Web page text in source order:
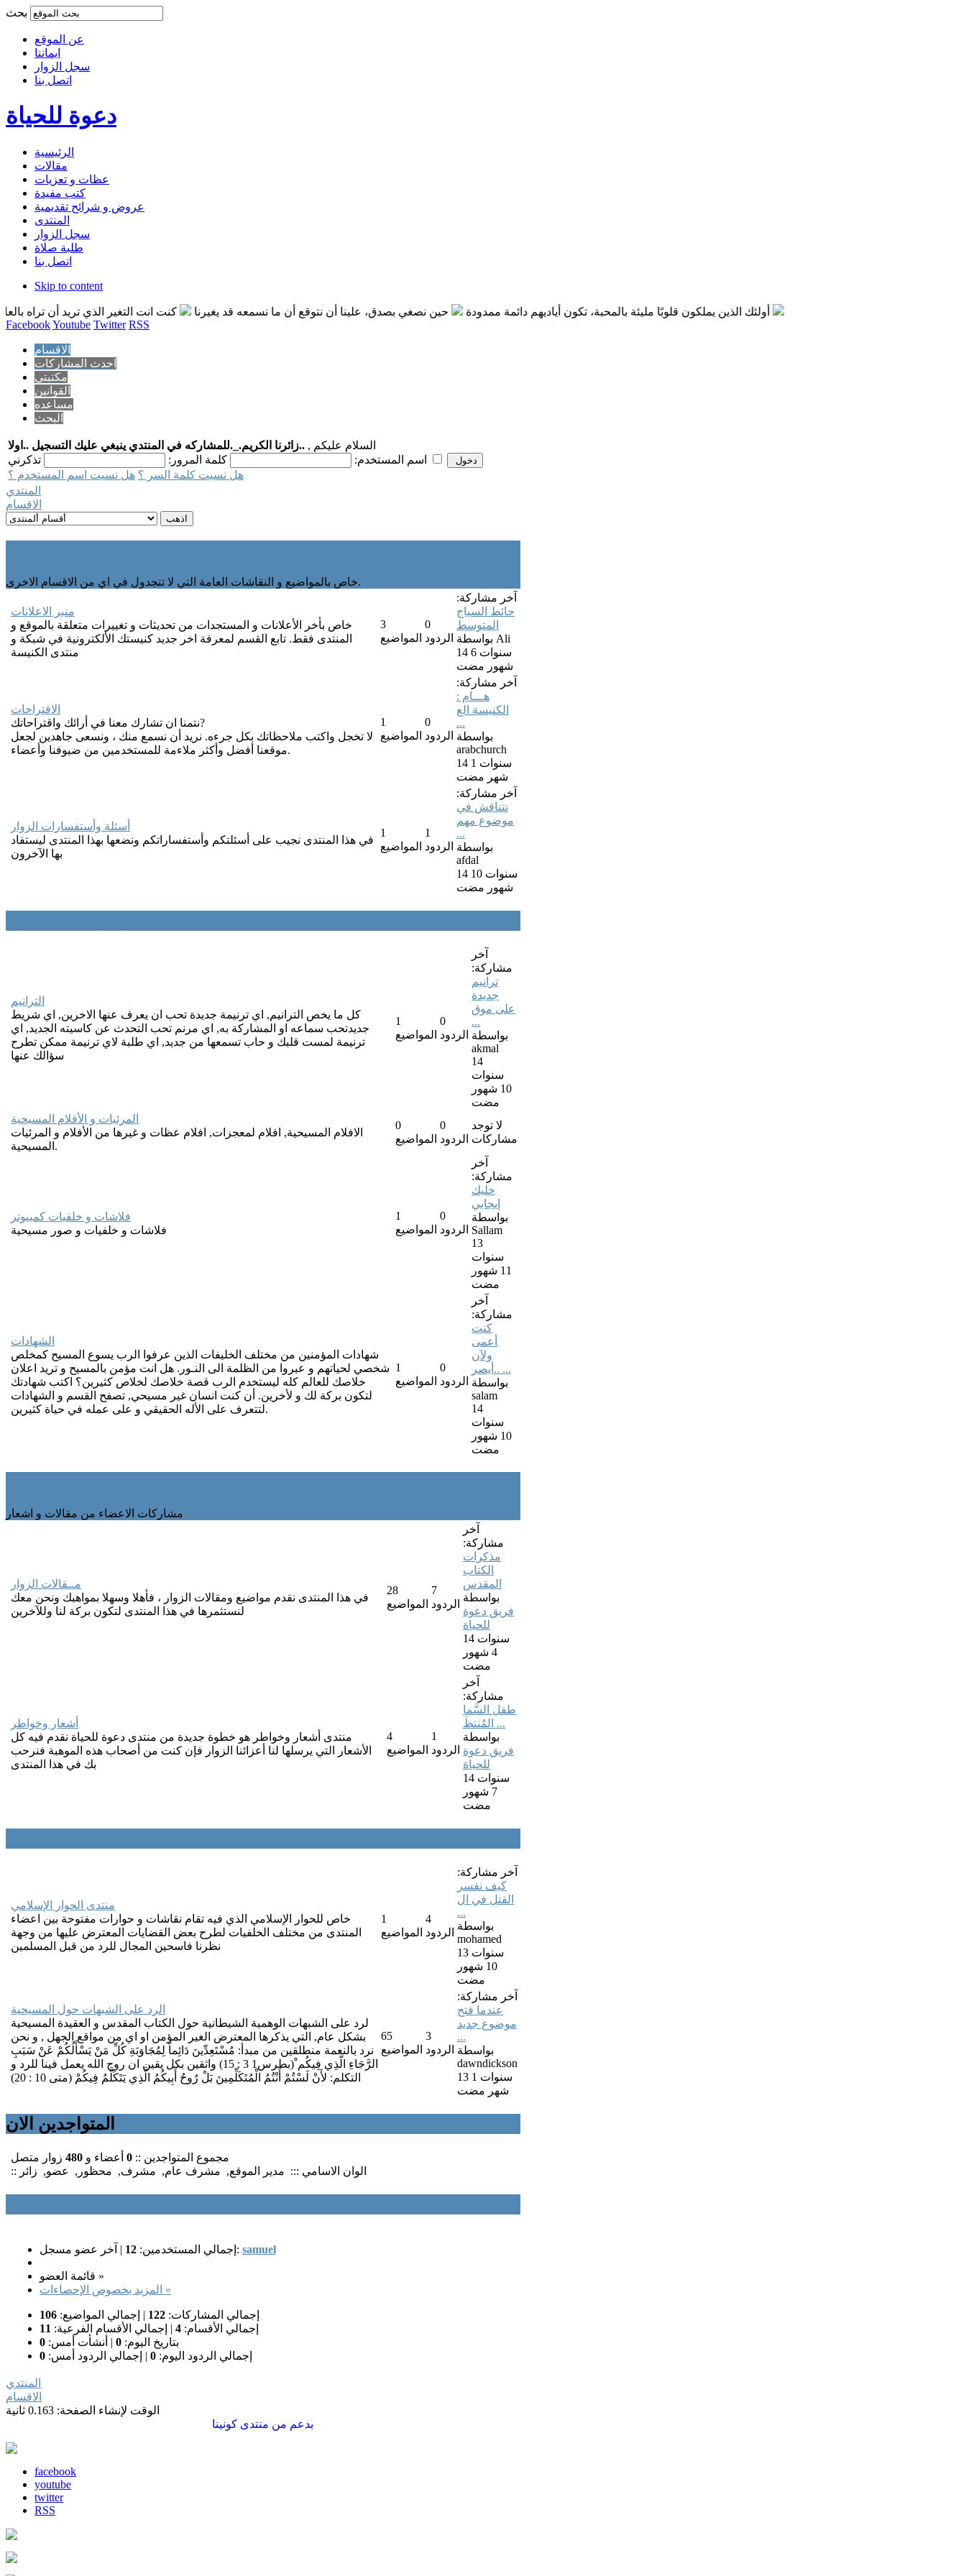
عن الموقع
ايماننا
سجل الزوار
اتصل بنا
دعوة للحياة
الرئيسية
مقالات
عظات و تعزيات
كتب مفيدة
عروض و شرائح تقديمية
المنتدى
سجل الزوار
طلبة صلاة
اتصل بنا
Skip to content
أولئك الذين يملكون قلوبًا مليئة بالمحبة، تكون أياديهم دائمة ممدودة حين نصغي بصدق، علينا أن نتوقع أن ما نسمعه قد يغيرنا كنت انت التغير الذي تريد أن تراه بالعالم
FacebookYoutube Twitter RSS
الاقسام
احدث المشاركات
مكتبتي
القوانين
مساعده
البحث
السلام عليكم , ..زائرنا الكريم._.للمشاركه في المنتدي ينبغي عليك التسجيل ..اولا
اسم المستخدم:
كلمة المرور:
هل نسيت كلمة السر ؟ هل نسيت اسم المستخدم ؟
المنتدي
الاقسام
خاص بالمواضيع و النقاشات العامة التي لا تتجدول في اي من الاقسام الاخرى.
منبر الاعلانات
خاص بأخر الأعلانات و المستجدات من تحديثات و تغييرات متعلقة بالموقع و
المنتدى فقط. تابع القسم لمعرفة اخر جديد كنيستك الألكترونية في شبكة و
منتدى الكنيسة
3
المواضيع
0
الردود
آخر مشاركة:
حائط السياج
المتوسط
Ali
14 سنوات 6
شهور مضت
الاقتراحات
نتمنا ان تشارك معنا في أرائك واقتراحاتك?
لا تخجل واكتب ملاحظاتك بكل جرءه. نريد أن نسمع منك ، ونسعى جاهدين لجعل
موقعنا أفضل وأكثر ملاءمة للمستخدمين من ضيوفنا وأعضاء.
1
المواضيع
0
الردود
آخر مشاركة:
هـــام :
الكنيسة الع
...
بواسطة
arabchurch
14 سنوات 1
شهر مضت
أسئلة وأستفسارات الزوار
في هذا المنتدى نجيب على أسئلتكم وأستفساراتكم ونضعها بهذا المنتدى ليستفاد
بها الآخرون
1
المواضيع
1
الردود
آخر مشاركة:
نتناقش في
موضوع مهم
...
بواسطة
afdal
14 سنوات 10
شهور مضت
الترانيم
كل ما يخص الترانيم, اي ترنيمة جديدة تحب ان يعرف عنها الاخرين, اي شريط
جديدتحب سماعه او المشاركة به, اي مرنم تحب التحدث عن كاسيته الجديد, اي
ترنيمة لمست قلبك و حاب تسمعها من جديد, اي طلبة لاي ترنيمة ممكن تطرح
سؤالك عنها
1
المواضيع
0
الردود
آخر
مشاركة:
ترانيم
جديدة
على موق
...
بواسطة
akmal
14
سنوات
10 شهور
مضت
المرئيات و الأفلام المسيحية
الافلام المسيحية, افلام لمعجزات, افلام عظات و غيرها من الأفلام و المرئيات
المسيحية.
0
المواضيع
0
الردود
لا توجد
مشاركات
فلاشات و خلفيات كمبيوتر
فلاشات و خلفيات و صور مسيحية
1
المواضيع
0
الردود
آخر
مشاركة:
خليك
إيجابي
بواسطة
Sallam
13
سنوات
11 شهور
مضت
الشهادات
شهادات المؤمنين من مختلف الخليفات الذين عرفوا الرب يسوع المسيح كمخلص
شخصي لحياتهم و عبروا من الظلمة الى النـور. هل انت مؤمن بالمسيح و تريد اعلان
خلاصك للعالم كله ليستخدم الرب قصة خلاصك لخلاص كثيرين؟ اكتب شهادتك
لتكون بركة لك و لأخرين. أن كنت انسان غير مسيحي, تصفح القسم و الشهادات
لتتعرف على الأله الحقيقي و على عمله في حياة كثيرين.
1
المواضيع
0
الردود
آخر
مشاركة:
كنت
أعمى
ولآن
أيصر.. ...
بواسطة
salam
14
سنوات
10 شهور
مضت
مشاركات الاعضاء من مقالات و اشعار
مــقالات الزوار
في هذا المنتدى نقدم مواضيع ومقالات الزوار ، فأهلا وسهلا بمواهبك ونحن معك
لنستثمرها في هذا المنتدى لتكون بركة لنا وللآخرين
28
المواضيع
7
الردود
آخر
مشاركة:
مذكرات
الكتاب
المقدس
بواسطة
فريق دعوة
للحياة
14 سنوات
4 شهور
مضت
أشعار وخواطر
منتدى أشعار وخواطر هو خطوة جديدة من منتدى دعوة للحياة نقدم فيه كل
الأشعار التي يرسلها لنا أعزائنا الزوار فإن كنت من أصحاب هذه الموهبة فنرحب
بك في هذا المنتدى
4
المواضيع
1
الردود
آخر
مشاركة:
طفل السَّما
المُنتظَ ...
بواسطة
فريق دعوة
للحياة
14 سنوات
7 شهور
مضت
منتدى الحوار الإسلامي
خاص للحوار الإسلامي الذي فيه تقام نقاشات و حوارات مفتوحة بين اعضاء
المنتدى من مختلف الخلفيات لطرح بعض القضايات المعترض عليها من وجهة
نظرنا فاسحين المجال للرد من قبل المسلمين
1
المواضيع
4
الردود
آخر مشاركة:
كيف نفسر
القتل في ال
...
بواسطة
mohamed
13 سنوات
10 شهور
مضت
الرد على الشبهات حول المسيحية
لرد على الشبهات الوهمية الشيطانية حول الكتاب المقدس و العقيدة المسيحية
بشكل عام, التي يذكرها المعترض الغير المؤمن او اي من مواقع الجهل , و نحن
نرد بالنعمة منطلقين من مبدأ: مُسْتَعِدِّينَ دَائِماً لِمُجَاوَبَةِ كُلِّ مَنْ يَسْأَلُكُمْ عَنْ سَبَبِ
الرَّجَاءِ الَّذِي فِيكُم ْ(بطرس1 3 : 15) واثقين بكل يقين ان روح الله يعمل فينا للرد و
التكلم: لأَنْ لَسْتُمْ أَنْتُمُ الْمُتَكَلِّمِينَ بَلْ رُوحُ أَبِيكُمُ الَّذِي يَتَكَلَّمُ فِيكُمْ (متى 10 : 20)
65
المواضيع
3
الردود
آخر مشاركة:
عندما فتح
موضوع جديد
...
بواسطة
dawndickson
13 سنوات 1
شهر مضت
المتواجدين الان
مجموع المتواجدين :: 0 أعضاء و
زوار متصل
:: الوان الاسامي ::: مدير الموقع, مشرف عام, مشرف, محظور , عضو, زائر
إجمالي المستخدمين: 12
| آخر عضو مسجل: samuel
قائمة العضو »
المزيد بخصوص الإحصاءات »
إجمالي المشاركات: 122
| إجمالي المواضيع: 106
إجمالي الأقسام: 4
| إجمالي الأقسام الفرعية: 11
بتاريخ اليوم: 0
| أنشأت أمس: 0
إجمالي الردود اليوم: 0
| إجمالي الردود أمس: 0
المنتدي
الاقسام
الوقت لإنشاء الصفحة: 0.163 ثانية
بدعم من منتدى كونينا
facebook
youtube
twitter
RSS